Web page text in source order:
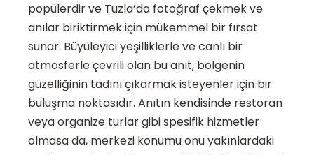
popülerdir ve Tuzla’da fotoğraf çekmek ve
anılar biriktirmek için mükemmel bir fırsat
sunar. Büyüleyici yeşilliklerle ve canlı bir
atmosferle çevrili olan bu anıt, bölgenin
güzelliğinin tadını çıkarmak isteyenler için bir
buluşma noktasıdır. Anıtın kendisinde restoran
veya organize turlar gibi spesifik hizmetler
olmasa da, merkezi konumu onu yakınlardaki